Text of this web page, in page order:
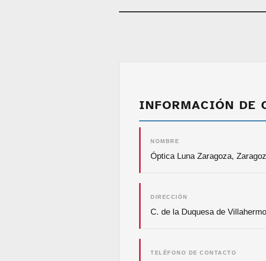
INFORMACIÓN DE
NOMBRE
Óptica Luna Zaragoza,
DIRECCIÓN
C. de la Duquesa de
TELÉFONO DE CONTACTO